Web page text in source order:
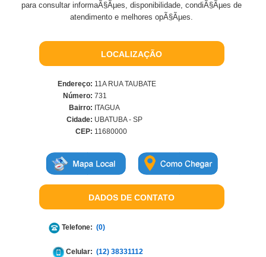
para consultar informaÃ§Ãµes, disponibilidade, condiÃ§Ãµes de
atendimento e melhores opÃ§Ãµes.
LOCALIZAÇÃO
Endereço: 11A RUA TAUBATE
Número: 731
Bairro: ITAGUA
Cidade: UBATUBA - SP
CEP: 11680000
DADOS DE CONTATO
Telefone: (0)
Celular: (12) 38331112